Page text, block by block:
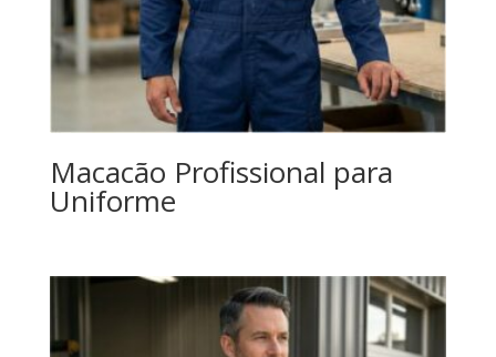
Macacão Profissional para
Uniforme